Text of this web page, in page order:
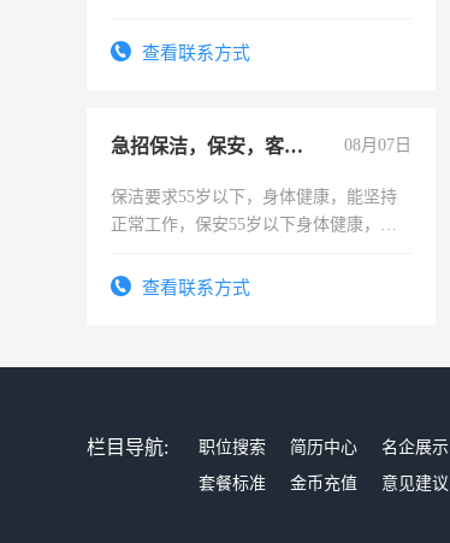
查看联系方式
急招保洁，保安，客服，工程 08月07日
保洁要求55岁以下，身体健康，能坚持
正常工作，保安55岁以下身体健康，有
录，客服要求45岁以下高中以上文化，
查看联系方式
栏目导航: 职位搜索 简历中心 名企展示
套餐标准
金币充值 意见建议